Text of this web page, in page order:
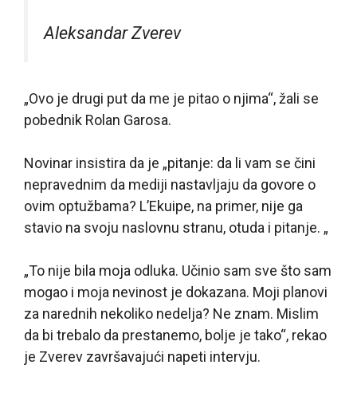
Aleksandar Zverev
„Ovo je drugi put da me je pitao o njima“, žali se
pobednik Rolan Garosa.
Novinar insistira da je „pitanje: da li vam se čini
nepravednim da mediji nastavljaju da govore o
ovim optužbama? L’Ekuipe, na primer, nije ga
stavio na svoju naslovnu stranu, otuda i pitanje. „
„To nije bila moja odluka. Učinio sam sve što sam
mogao i moja nevinost je dokazana. Moji planovi
za narednih nekoliko nedelja? Ne znam. Mislim
da bi trebalo da prestanemo, bolje je tako“, rekao
je Zverev završavajući napeti intervju.